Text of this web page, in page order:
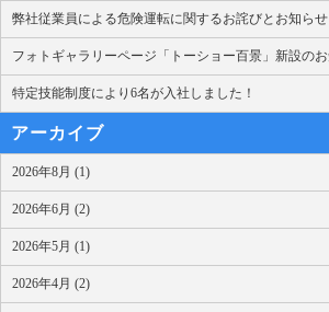
弊社従業員による危険運転に関するお詫びとお知らせ
フォトギャラリーページ「トーショー百景」新設の
特定技能制度により6名が入社しました！
アーカイブ
2026年8月 (1)
2026年6月 (2)
2026年5月 (1)
2026年4月 (2)